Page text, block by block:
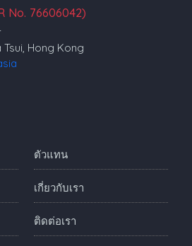
No. 76606042)
Tsui, Hong Kong
ตัวแทน
เกี่ยวกับเรา
ติดต่อเรา